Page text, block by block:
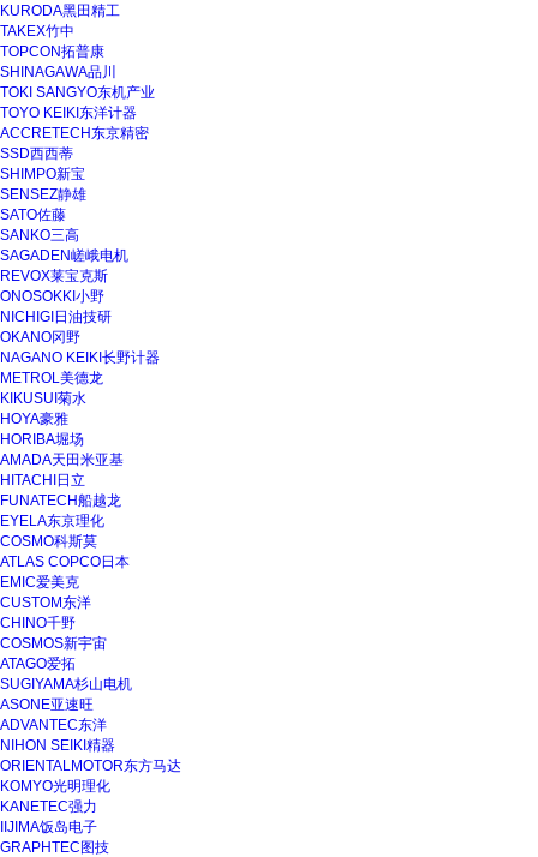
KURODA黑田精工
TAKEX竹中
TOPCON拓普康
SHINAGAWA品川
TOKI SANGYO东机产业
TOYO KEIKI东洋计器
ACCRETECH东京精密
SSD西西蒂
SHIMPO新宝
SENSEZ静雄
SATO佐藤
SANKO三高
SAGADEN嵯峨电机
REVOX莱宝克斯
ONOSOKKI小野
NICHIGI日油技研
OKANO冈野
NAGANO KEIKI长野计器
METROL美德龙
KIKUSUI菊水
HOYA豪雅
HORIBA堀场
AMADA天田米亚基
HITACHI日立
FUNATECH船越龙
EYELA东京理化
COSMO科斯莫
ATLAS COPCO日本
EMIC爱美克
CUSTOM东洋
CHINO千野
COSMOS新宇宙
ATAGO爱拓
SUGIYAMA杉山电机
ASONE亚速旺
ADVANTEC东洋
NIHON SEIKI精器
ORIENTALMOTOR东方马达
KOMYO光明理化
KANETEC强力
IIJIMA饭岛电子
GRAPHTEC图技